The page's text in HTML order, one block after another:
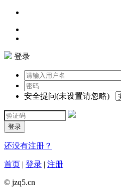
登录
安全提问(未设置请忽略)
登录
还没有注册？
首页 | 登录 | 注册
© jzq5.cn